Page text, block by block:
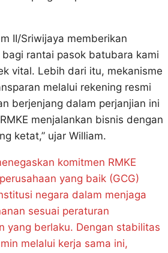
II/Sriwijaya memberikan
rantai pasok batubara kami
vital. Lebih dari itu, mekanisme
melalui rekening resmi
berjenjang dalam perjanjian ini
menjalankan bisnis dengan
ketat,” ujar William.
komitmen RMKE
yang baik (GCG)
negara dalam menjaga
sesuai peraturan
yang berlaku. Dengan stabilitas
melalui kerja sama ini,